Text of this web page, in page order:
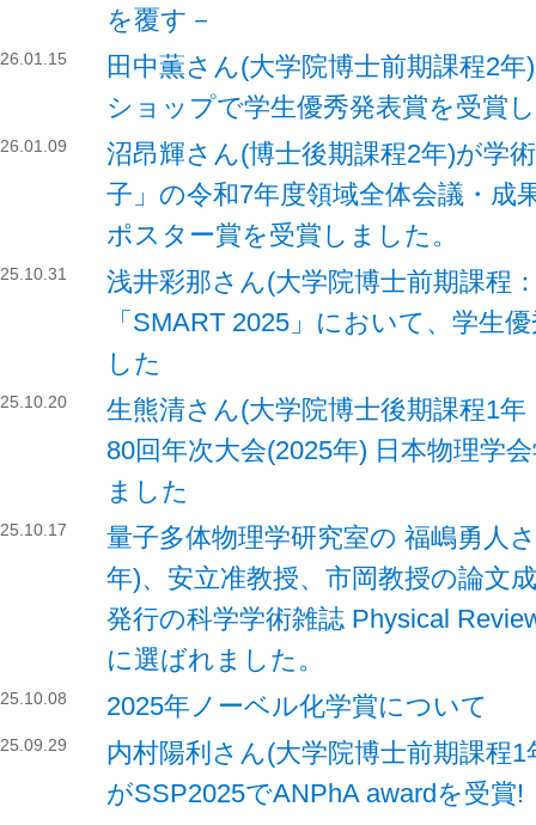
を覆す－
26.01.15
田中薫さん(大学院博士前期課程2
ショップで学生優秀発表賞を受賞
26.01.09
沼昂輝さん(博士後期課程2年)が学
子」の令和7年度領域全体会議・成
ポスター賞を受賞しました。
25.10.31
浅井彩那さん(大学院博士前期課程
「SMART 2025」において、学生
した
25.10.20
生熊清さん(大学院博士後期課程1
80回年次大会(2025年) 日本物理学
ました
25.10.17
量子多体物理学研究室の 福嶋勇人
年)、安立准教授、市岡教授の論文
発行の科学学術雑誌 Physical
に選ばれました。
25.10.08 2025年ノーベル化学賞について
25.09.29
内村陽利さん(大学院博士前期課程
がSSP2025でANPhA awardを受賞!